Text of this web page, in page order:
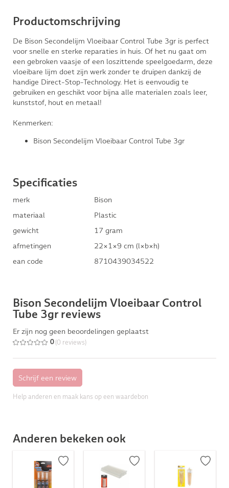
Productomschrijving
De Bison Secondelijm Vloeibaar Control Tube 3gr is perfect
voor snelle en sterke reparaties in huis. Of het nu gaat om
een gebroken vaasje of een loszittende speelgoedarm, deze
vloeibare lijm doet zijn werk zonder te druipen dankzij de
handige Direct-Stop-Technology. Het is eenvoudig te
gebruiken en geschikt voor bijna alle materialen zoals leer,
kunststof, hout en metaal!
Kenmerken:
Bison Secondelijm Vloeibaar Control Tube 3gr
Specificaties
merk
Bison
materiaal
Plastic
gewicht
17 gram
afmetingen
22×1×9 cm (l×b×h)
ean code
8710439034522
Bison Secondelijm Vloeibaar Control
Tube 3gr reviews
Er zijn nog geen beoordelingen geplaatst
0 (0 reviews)
Help anderen en maak kans op een waardebon
Anderen bekeken ook